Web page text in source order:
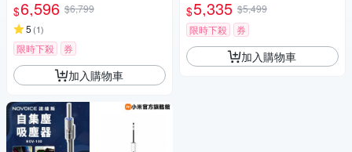
$6,596 $6,799
5 (1)
限時下殺 券
加入購物車
$5,335 $5,499
限時下殺
券
加入購物車